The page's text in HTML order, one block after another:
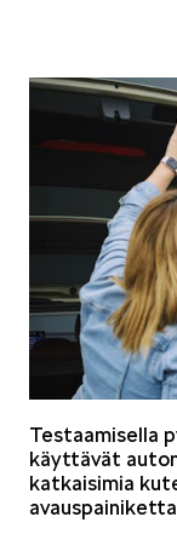
Testaamisella
käyttävät
katkaisimia